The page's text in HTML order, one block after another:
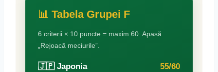
📊 Tabela Grupei F
6 criterii × 10 puncte = maxim 60. Apasă
„Rejoacă meciurile”.
🇯🇵 Japonia 55/60